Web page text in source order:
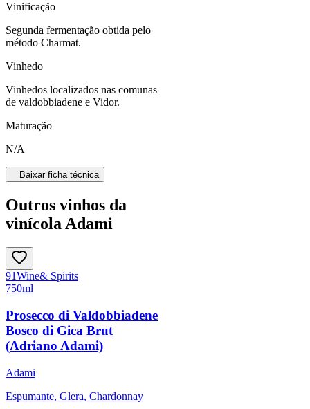
Vinificação
Segunda fermentação obtida pelo
método Charmat.
Vinhedo
Vinhedos localizados nas comunas
de valdobbiadene e Vidor.
Maturação
N/A
Baixar ficha técnica
Outros vinhos da
vinícola Adami
91Wine& Spirits
750ml
Prosecco di Valdobbiadene
Bosco di Gica Brut
(Adriano Adami)
Adami
Espumante, Glera, Chardonnay